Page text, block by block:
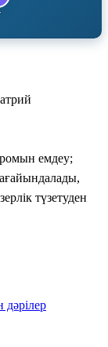
емдеу;
түзетуден
дәрілер